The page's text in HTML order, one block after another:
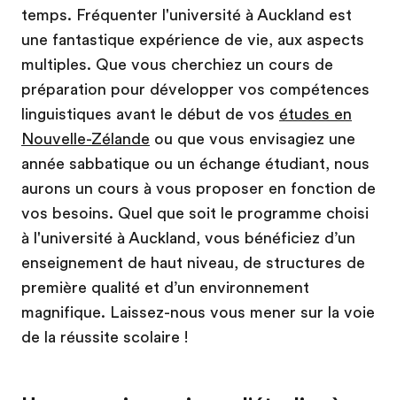
temps. Fréquenter l'université à Auckland est
une fantastique expérience de vie, aux aspects
multiples. Que vous cherchiez un cours de
préparation pour développer vos compétences
linguistiques avant le début de vos études en
Nouvelle-Zélande ou que vous envisagiez une
année sabbatique ou un échange étudiant, nous
aurons un cours à vous proposer en fonction de
vos besoins. Quel que soit le programme choisi
à l'université à Auckland, vous bénéficiez d’un
enseignement de haut niveau, de structures de
première qualité et d’un environnement
magnifique. Laissez-nous vous mener sur la voie
de la réussite scolaire !